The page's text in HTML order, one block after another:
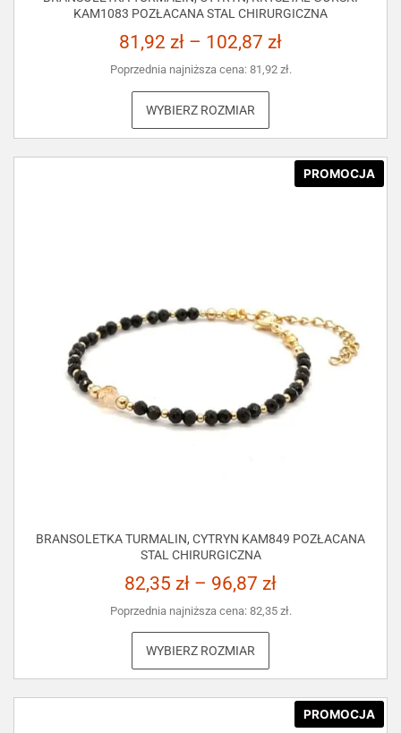
KAM1083 POZŁACANA STAL CHIRURGICZNA
81,92 zł – 102,87 zł
Poprzednia najniższa cena: 81,92 zł.
WYBIERZ ROZMIAR
PROMOCJA
BRANSOLETKA TURMALIN, CYTRYN KAM849 POZŁACANA
STAL CHIRURGICZNA
82,35 zł – 96,87 zł
Poprzednia najniższa cena: 82,35 zł.
WYBIERZ ROZMIAR
PROMOCJA